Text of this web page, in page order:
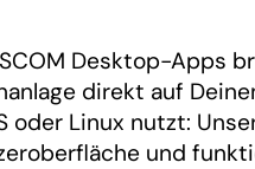
Desktop-Apps
direkt auf
oder Linux nutzt:
und